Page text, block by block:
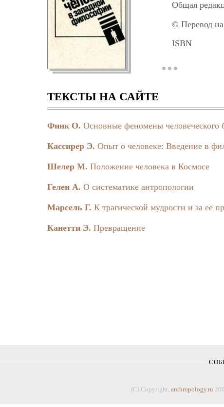
Общая
© Перевод на
ISBN
человека в
человека.
Авторами
личности.
ТЕКСТЫ НА САЙТЕ
Финк О. Основные феномены человеческого
Кассирер Э. Опыт о человеке: Введение в
Шелер М. Положение человека в Космосе
Гелен А. О систематике антропологии
Марсель Г. К трагической мудрости и за ее
Канетти Э. Превращение
(C) Copyright, anthropology.ru